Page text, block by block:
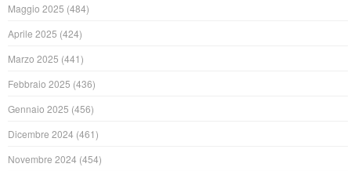
Maggio 2025 (484)
Aprile 2025 (424)
Marzo 2025 (441)
Febbraio 2025 (436)
Gennaio 2025 (456)
Dicembre 2024 (461)
Novembre 2024 (454)